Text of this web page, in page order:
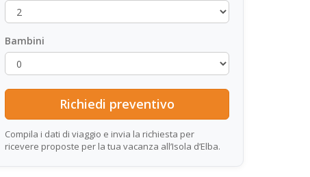
Bambini
Compila i dati di viaggio e invia la richiesta per
ricevere proposte per la tua vacanza all’Isola d’Elba.